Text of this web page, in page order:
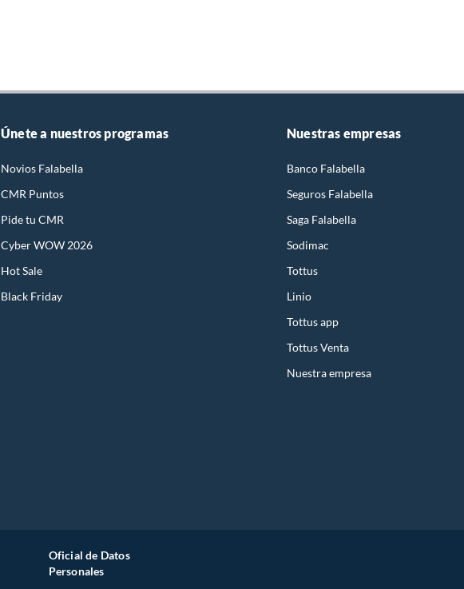
Únete a nuestros programas
Novios Falabella
CMR Puntos
Pide tu CMR
Cyber WOW 2026
Hot Sale
Black Friday
Nuestras empresas
Banco Falabella
Seguros Falabella
Saga Falabella
Sodimac
Tottus
Linio
Tottus app
Tottus Venta
Nuestra empresa
Oficial de Datos
Personales